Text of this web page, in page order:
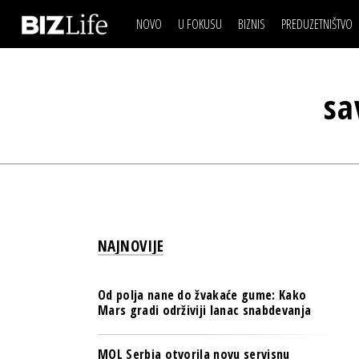
NOVO U FOKUSU BIZNIS
ESG & ENERGY
PULS REGIONA
NOVO NA RAFU
PREDUZETNIŠTVO
IZJAVA DANABIZNIS SCENA
ESG & ENERGY
NOVO NA RAFU
NAJNOVIJE
Od polja nane do žvakaće gume: Kako
Mars gradi održiviji lanac snabdevanja
MOL Serbia otvorila novu servisnu